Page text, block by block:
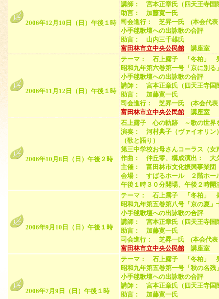
2006年12月10日（日）午後１時
講師： 宮本正章氏（四天王寺国
助言： 加藤寛一氏
司会進行： 芝昇一氏 (本会代表
小手毬歌壇への出詠歌の合評
助言： 山内三千雄氏
富田林市立中央公民館 講座室 （
2006年11月12日（日）午後１時
テーマ： 石上露子 「冬柏」
昭和九年第六巻第一号「京に別
小手毬歌壇への出詠歌の合評
講師： 宮本正章氏（四天王寺国
助言： 加藤寛一氏
司会進行： 芝昇一氏 (本会代表
富田林市立中央公民館 講座室 （
2006年10月8日（日）午後２時
石上露子 心の軌跡 ～歌の世界
演奏： 河村典子（ヴァイオリン
（歌と語り）
第三中学校お母さんコーラス（女
作曲： 仲丘零、構成演出： 大
主催： 富田林市文化振興事業
会場： すばるホール ２階ホー
午後１時３０分開場、午後２時開
2006年9月10日（日）午後１時
テーマ： 石上露子 「冬柏」
昭和九年第五巻第八号「京の
小手毬歌壇への出詠歌の合評
講師： 宮本正章氏（四天王寺国
助言： 加藤寛一氏
司会進行： 芝昇一氏 (本会代表
富田林市立中央公民館 講座室 （
2006年7月9日（日）午後１時
テーマ： 石上露子 「冬柏」
昭和九年第五巻第一号「秋の名
小手毬歌壇への出詠歌の合評
講師： 宮本正章氏（四天王寺国
助言： 加藤寛一氏